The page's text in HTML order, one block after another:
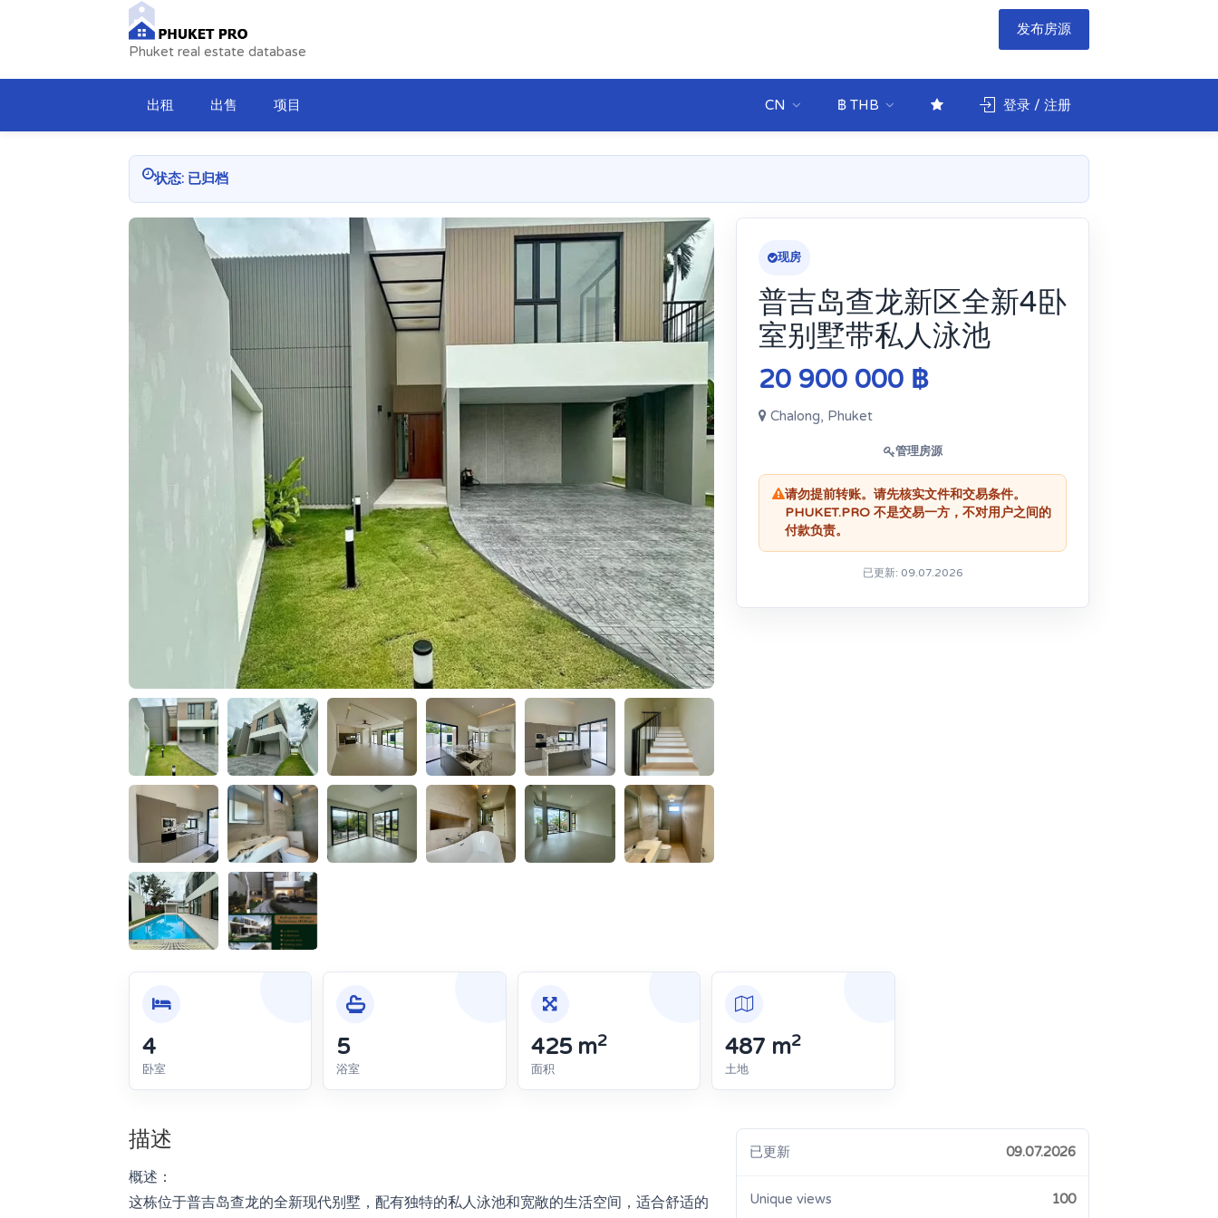
Phuket real estate database
发布房源
出租 出售 项目 登录 / 注册
฿ THB
CN
状态: 已归档
现房
普吉岛查龙新区全新4卧
室别墅带私人泳池
20 900 000 ฿
Chalong, Phuket
管理房源
请勿提前转账。请先核实文件和交易条件。
PHUKET.PRO 不是交易一方，不对用户之间的
付款负责。
已更新: 09.07.2026
4
卧室
5
浴室
425 m2
面积
487 m2
土地
描述
概述：
这栋位于普吉岛查龙的全新现代别墅，配有独特的私人泳池和宽敞的生活空间，适合舒适的
已更新 09.07.2026
Unique views 100